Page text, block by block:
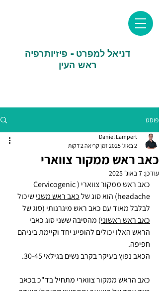
דניאל למפרט - פיזיותרפיה
ראש העין
פוסט
כאב ראש ממקור צווארי
Daniel Lampert
2 באוג׳ 2025
זמן קריאה 2 דקות
עודכן: 7 באוג׳ 2025
כאב ראש ממקור צווארי (Cervicogenic
headache) הוא סוג של
כאב ראש משני שיכול
לבלבל מאוד עם כאב ראש מיגרנותי (סוג של
כאב ראש ראשוני) מהסיבה ששני סוג כאבי
הראש האלו יכולים להופיע יחד וקיימת ביניהם
חפיפה.
הכאב נפוץ בעיקר בקרב נשים בגילאי 30-45.
כאב הראש ממקור צווארי מתחיל בד"כ בכאב